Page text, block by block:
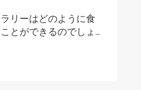
ルはどのように日常
しょうか?